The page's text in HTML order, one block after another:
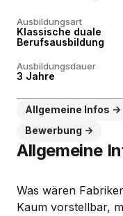
Ausbildungsart
Klassische duale
Berufsausbildung
Ausbildungsdauer
3 Jahre
Allgemeine Infos
Bewerbung
Allgemeine
Was wären
Kaum vorstellbar,